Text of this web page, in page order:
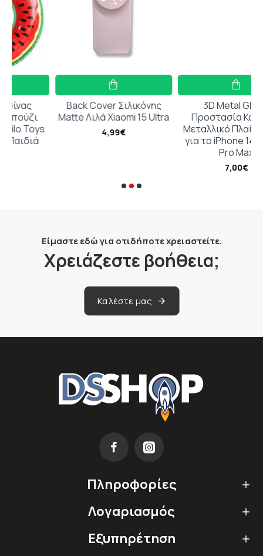
Back Cover Σιλικόνης
Matte Λιλά Xiaomi 15 Ultra
3D Metal Glitter
Προστασία Κάμερας
Μεταλλικό Πλαίσιο Gold
για το iPhone 14 Pro / 14
Pro Max
Είμαστε εδώ για οτιδήποτε χρειαστείτε.
Χρειάζεστε βοήθεια;
Καλέστε μας
Πληροφορίες
Λογαριασμός
Εξυπηρέτηση